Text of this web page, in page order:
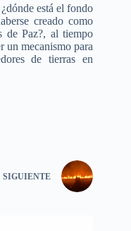
está el fondo
creado como
de Paz?, al tiempo
un mecanismo para
de tierras en
SIGUIENTE